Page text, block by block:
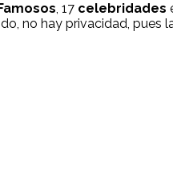
, 17 celebridades
no hay privacidad, pues